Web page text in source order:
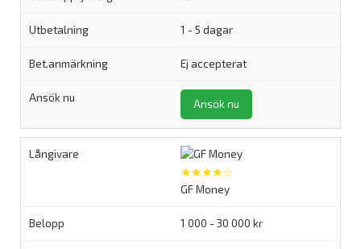
1 - 5 dagar
Ej accepterat
Ansök nu
★★★★☆
GF Money
1 000 - 30 000 kr